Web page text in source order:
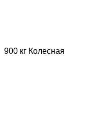
900 кг Колесная